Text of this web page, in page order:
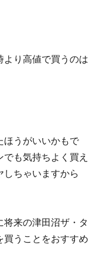
より高値で買うのは
ほうがいいかもで
も気持ちよく買え
しちゃいますから
来の津田沼ザ・タ
買うことをおすすめ